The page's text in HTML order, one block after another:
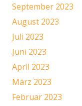
September 2023
August 2023
Juli 2023
Juni 2023
April 2023
März 2023
Februar 2023